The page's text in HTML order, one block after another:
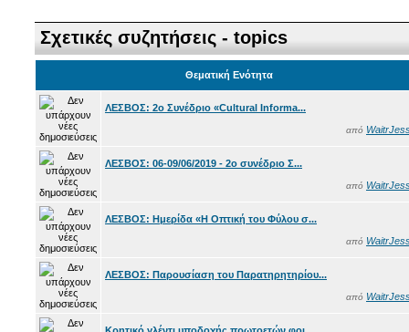
Σχετικές συζητήσεις - topics
Θεματική Ενότητα
ΛΕΣΒΟΣ: 2ο Συνέδριο «Cultural Informa...
από
ΛΕΣΒΟΣ: 06-09/06/2019 - 2ο συνέδριο Σ...
από
ΛΕΣΒΟΣ: Ημερίδα «Η Οπτική του Φύλου σ...
από
ΛΕΣΒΟΣ: Παρουσίαση του Παρατηρητηρίου...
από